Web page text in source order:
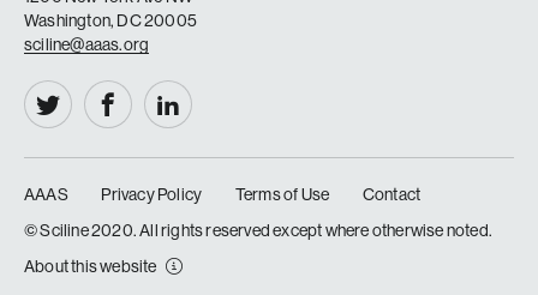
Washington, DC 20005
sciline@aaas.org
AAAS Privacy Policy Terms of Use
Contact
© Sciline 2020. All rights reserved except where otherwise noted.
About this website